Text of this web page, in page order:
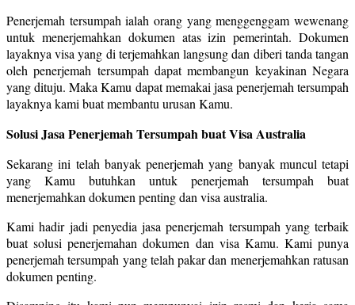
Penerjemah tersumpah ialah orang yang menggenggam wewenang
untuk menerjemahkan dokumen atas izin pemerintah. Dokumen
layaknya visa yang di terjemahkan langsung dan diberi tanda tangan
oleh penerjemah tersumpah dapat membangun keyakinan Negara
yang dituju. Maka Kamu dapat memakai jasa penerjemah tersumpah
layaknya kami buat membantu urusan Kamu.
Solusi Jasa Penerjemah Tersumpah buat Visa Australia
Sekarang ini telah banyak penerjemah yang banyak muncul tetapi
yang Kamu butuhkan untuk penerjemah tersumpah buat
menerjemahkan dokumen penting dan visa australia.
Kami hadir jadi penyedia jasa penerjemah tersumpah yang terbaik
buat solusi penerjemahan dokumen dan visa Kamu. Kami punya
penerjemah tersumpah yang telah pakar dan menerjemahkan ratusan
dokumen penting.